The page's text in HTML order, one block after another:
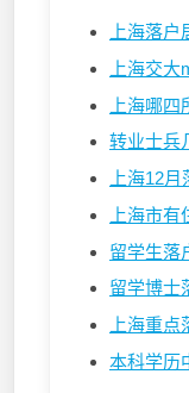
上海落
上海交
上海哪
转业士兵
上海12
上海市
留学生落
留学博士
上海重
本科学历